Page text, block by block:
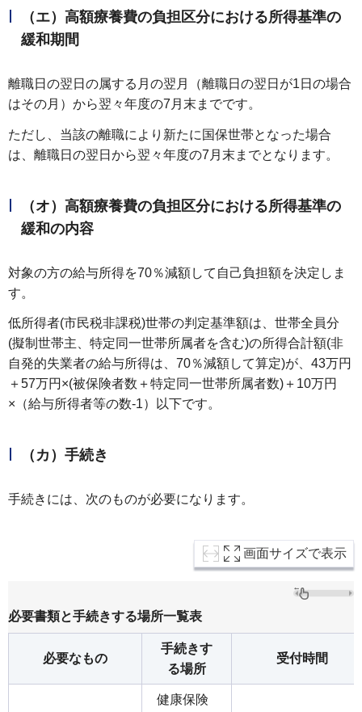
（エ）高額療養費の負担区分における所得基準の
緩和期間
離職日の翌日の属する月の翌月（離職日の翌日が1日の場合
はその月）から翌々年度の7月末までです。
ただし、当該の離職により新たに国保世帯となった場合
は、離職日の翌日から翌々年度の7月末までとなります。
（オ）高額療養費の負担区分における所得基準の
緩和の内容
対象の方の給与所得を70％減額して自己負担額を決定しま
す。
低所得者(市民税非課税)世帯の判定基準額は、世帯全員分
(擬制世帯主、特定同一世帯所属者を含む)の所得合計額(非
自発的失業者の給与所得は、70％減額して算定)が、43万円
＋57万円×(被保険者数＋特定同一世帯所属者数)＋10万円
×（給与所得者等の数-1）以下です。
（カ）手続き
手続きには、次のものが必要になります。
画面サイズで表示
必要書類と手続きする場所一覧表
必要なもの
手続きす
る場所
受付時間
健康保険